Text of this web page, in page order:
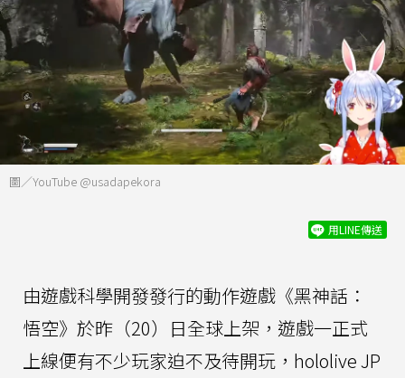
圖／YouTube @usadapekora
用LINE傳送
由遊戲科學開發發行的動作遊戲《黑神話：
悟空》於昨（20）日全球上架，遊戲一正式
上線便有不少玩家迫不及待開玩，hololive JP